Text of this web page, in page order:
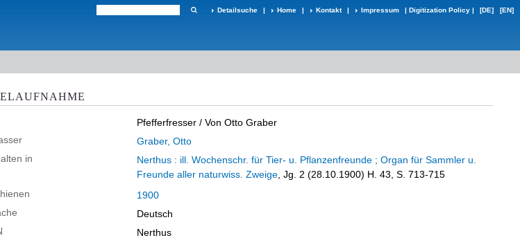
Detailsuche | Home | Kontakt | Impressum | Digitization Policy | [DE] [EN]
Pfefferfresser / Von Otto Graber
Graber, Otto
in
Nerthus : ill. Wochenschr. für Tier- u. Pflanzenfreunde ; Organ für Sammler u.
Freunde aller naturwiss. Zweige , Jg. 2 (28.10.1900) H. 43, S. 713-715
1900
Deutsch
Nerthus